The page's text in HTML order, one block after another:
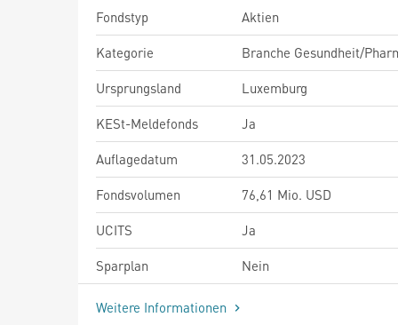
Fondstyp
Aktien
Kategorie
Branche Gesundheit/
Ursprungsland
Luxemburg
KESt-Meldefonds
Ja
Auflagedatum
31.05.2023
Fondsvolumen
76,61 Mio. USD
UCITS
Ja
Sparplan
Nein
Weitere Informationen